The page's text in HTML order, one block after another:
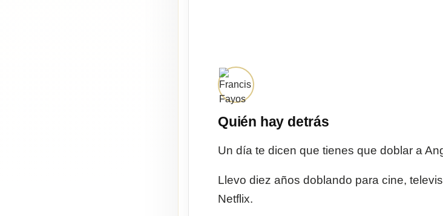
Quién hay detrás
Un día te dicen que tienes que doblar a
Llevo diez años doblando para cine,
Netflix.